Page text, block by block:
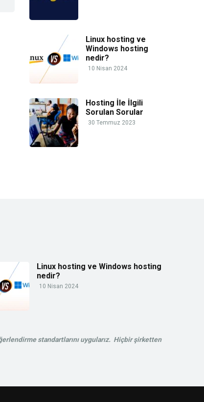
Linux hosting ve
Windows hosting
nedir?
10 Nisan 2024
Hosting İle İlgili
Sorulan Sorular
30 Temmuz 2023
Linux hosting ve Windows hosting
nedir?
10 Nisan 2024
standartlarını uygularız. Hiçbir şirketten